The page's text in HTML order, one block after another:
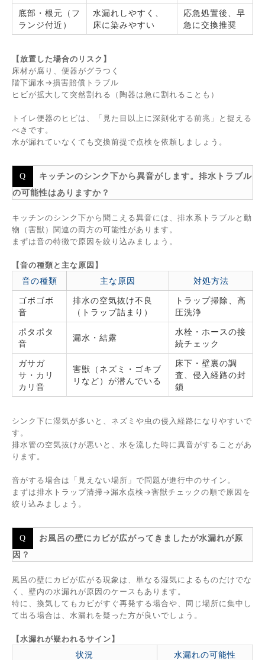
底部・根元（フ
ランジ付近）
水漏れしやすく、
床に染みやすい
応急処置後、早
急に交換推奨
【放置した場合のリスク】
床材が腐り、便器がグラつく
階下漏水→損害賠償トラブル
ヒビが拡大して突然割れる（陶器は急に割れることも）
トイレ便器のヒビは、「見た目以上に深刻化する前兆」と捉える
べきです。
水が漏れていなくても交換前提で点検を依頼しましょう。
キッチンのシンク下から異音がします。排水トラブル
の可能性はありますか？
キッチンのシンク下から聞こえる異音には、排水系トラブルと動
物（害獣）関連の両方の可能性があります。
まずは音の特徴で原因を絞り込みましょう。
【音の種類と主な原因】
音の種類 主な原因
対処方法
ゴボゴボ
音
排水の空気抜け不良
（トラップ詰まり）
トラップ掃除、高
圧洗浄
ポタポタ
音
漏水・結露
水栓・ホースの接
続チェック
ガサガ
サ・カリ
カリ音
害獣（ネズミ・ゴキブ
リなど）が潜んでいる
床下・壁裏の調
査、侵入経路の封
鎖
シンク下に湿気が多いと、ネズミや虫の侵入経路になりやすいで
す。
排水管の空気抜けが悪いと、水を流した時に異音がすることがあ
ります。
音がする場合は「見えない場所」で問題が進行中のサイン。
まずは排水トラップ清掃→漏水点検→害獣チェックの順で原因を
絞り込みましょう。
お風呂の壁にカビが広がってきましたが水漏れが原
因？
風呂の壁にカビが広がる現象は、単なる湿気によるものだけでな
く、壁内の水漏れが原因のケースもあります。
特に、換気してもカビがすぐ再発する場合や、同じ場所に集中し
て出る場合は、水漏れを疑った方が良いでしょう。
【水漏れが疑われるサイン】
状況 水漏れの可能性